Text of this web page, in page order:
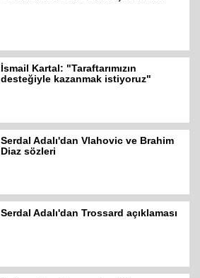
İsmail Kartal: "Taraftarımızın
desteğiyle kazanmak istiyoruz"
Serdal Adalı'dan Vlahovic ve Brahim
Diaz sözleri
Serdal Adalı'dan Trossard açıklaması